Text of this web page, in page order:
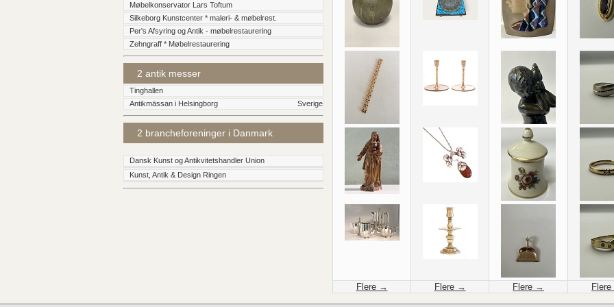
Møbelkonservator Lars Toftum
Silkeborg Kunstcenter * maleri- & møbelrest.
Per's Afsyring og Antik - møbelrestaurering
Zehngraff * Møbelrestaurering
2 antik messer
Tinghallen
Antikmässan i Helsingborg
Sverige
2 brancheforeninger i Danmark
Dansk Kunst og Antikvitetshandler Union
Kunst, Antik & Design Ringen
Flere → Flere → Flere →